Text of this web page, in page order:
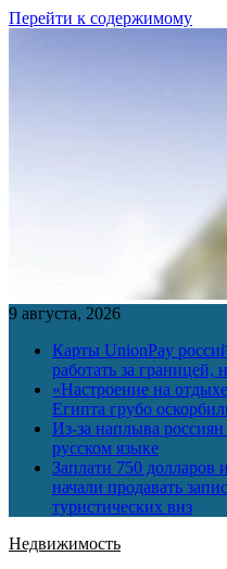
Перейти к содержимому
9 августа, 2026
Карты UnionPay
работать за
«Настроение на
Египта грубо
Из-за наплыва
русском языке
Заплати 750
начали продавать
туристических виз
Недвижимость